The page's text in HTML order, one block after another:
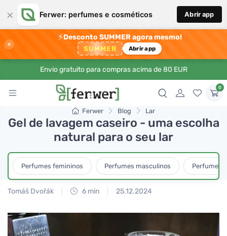
× Ferwer: perfumes e cosméticos Abrir app
×
⚡Desconto SUMMER agora mesmo!
SUMMER Abrir app
Envio gratuito para compras acima de 80 EUR
0
Ferwer Blog Lar
Gel de lavagem caseiro - uma escolha
natural para o seu lar
Perfumes femininos Perfumes masculinos Perfumes
Tomáš Dvořák 6 min 25.12.2024